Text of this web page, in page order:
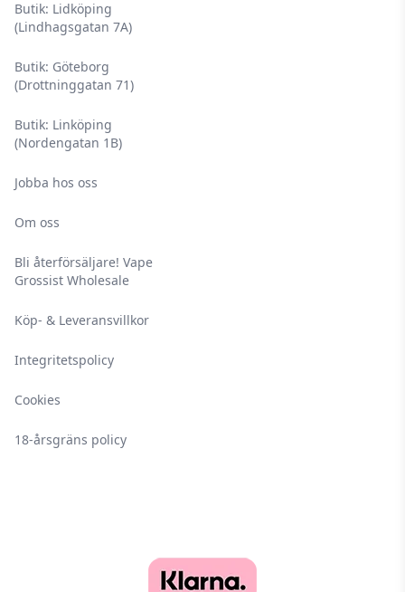
Butik: Lidköping
(Lindhagsgatan 7A)
Butik: Göteborg
(Drottninggatan 71)
Butik: Linköping
(Nordengatan 1B)
Jobba hos oss
Om oss
Bli återförsäljare! Vape
Grossist Wholesale
Köp- & Leveransvillkor
Integritetspolicy
Cookies
18-årsgräns policy